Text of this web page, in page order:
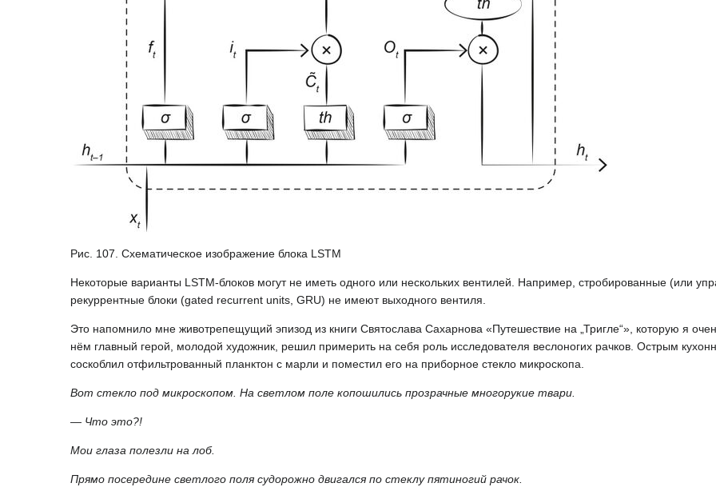
Рис. 107. Схематическое изображение блока LSTM
Некоторые варианты LSTM-блоков могут не иметь одного или нескольких вентилей. Например, стробированные (или
рекуррентные блоки (gated recurrent units, GRU) не имеют выходного вентиля.
Это напомнило мне животрепещущий эпизод из книги Святослава Сахарнова «Путешествие на „Тригле“», которую я
нём главный герой, молодой художник, решил примерить на себя роль исследователя веслоногих рачков. Острым
соскоблил отфильтрованный планктон с марли и поместил его на приборное стекло микроскопа.
Вот стекло под микроскопом. На светлом поле копошились прозрачные многорукие твари.
— Что это?!
Мои глаза полезли на лоб.
Прямо посередине светлого поля судорожно двигался по стеклу пятиногий рачок.